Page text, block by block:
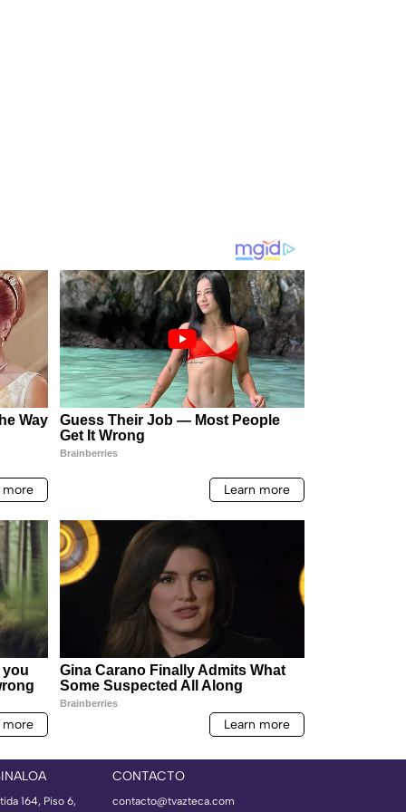
164, Piso 6,
CONTACTO
contacto@tvazteca.com